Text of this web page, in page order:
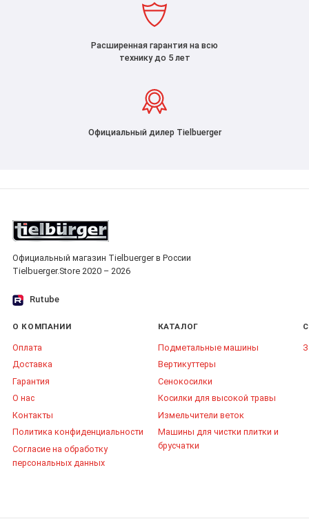
Расширенная гарантия на всю
технику до 5 лет
Официальный дилер Tielbuerger
Официальный магазин Tielbuerger в России
Tielbuerger.Store 2020 – 2026
Rutube
О КОМПАНИИ
Оплата
Доставка
Гарантия
О нас
Контакты
Политика конфиденциальности
Согласие на обработку
персональных данных
КАТАЛОГ
Подметальные машины
Вертикуттеры
Сенокосилки
Косилки для высокой травы
Измельчители веток
Машины для чистки плитки и
брусчатки